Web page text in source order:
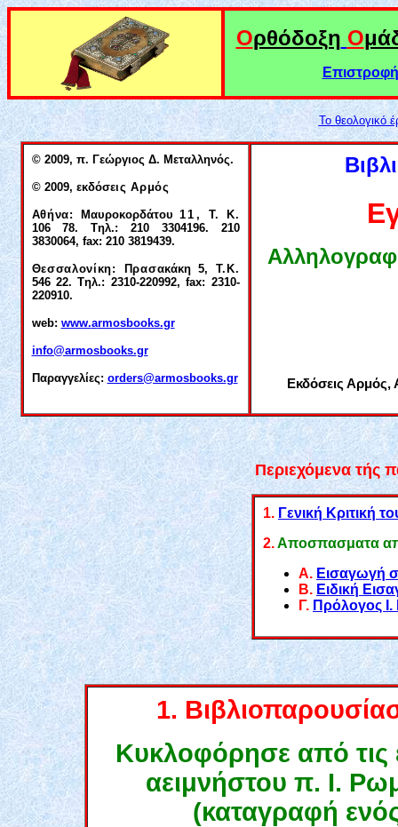
Ορθόδοξη Ο
Το θεολογικό
© 2009, π. Γεώργιος Δ. Μεταλληνός.
© 2009, εκδόσεις Αρμός
Αθήνα: Μαυροκορδάτου11,
Τ. Κ.
106 78.
Tηλ.: 210 3304196. 210
3830064, fax: 210 3819439.
Θεσσαλονίκη: Πρασακάκη 5, Τ.Κ.
546 22.Tηλ.: 2310-220992,fax: 2310-
220910.
web: www.armosbooks.gr
info@armosbooks.gr
Παραγγελίες: orders@armosbooks.gr Εκδόσεις Αρμός,
Περιεχόμενα τής
1. Γενική Κριτική
2.Αποσπασματα
Α. Εισαγωγή
Β. Ειδική
Γ. Πρόλογος
1.
Κυκλοφόρησε από τις
αειμνήστου π. Ι.
(καταγραφή